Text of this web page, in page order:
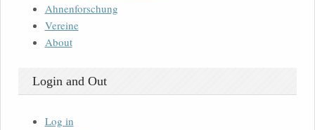
Ahnenforschung
Vereine
About
Login and Out
Log in